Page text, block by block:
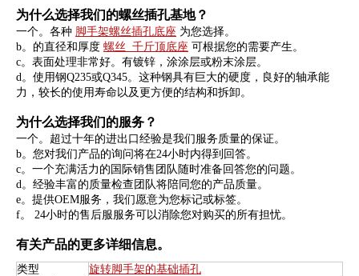
为什么选择我们的螺丝插孔基地？
一个。各种 脚手架螺丝插孔底座 为您选择。
b。的直径和厚度 螺丝 千斤顶底座 可根据您的需要产生。
c。表面处理非常好。有镀锌，涂涂层或粉末涂层。
d。使用钢Q235或Q345。这种钢具有巨大的硬度，良好的轴承能
力，较长的使用寿命以及更方便的结构和拆卸。
为什么选择我们的服务？
一个。超过十年的进出口经验是我们服务质量的保证。
b。您对我们产品的询问将在24小时内得到回答。
c。一个充满活力的国际销售团队随时准备回答您的问题。
d。经验丰富的质量检查团队将陪同您的产品质量。
e。提供OEM服务，我们愿意为您标记或标签。
f。 24小时的售后服服务可以消除您对购买的所有担忧。
有关产品的更多详细信息。
类型
旋转脚手架的基础插孔